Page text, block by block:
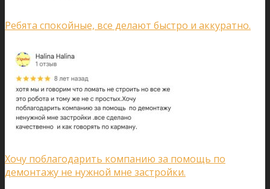
Ребята спокойные, все делают быстро и аккуратно.
Хочу поблагодарить компанию за помощь по
демонтажу не нужной мне застройки.